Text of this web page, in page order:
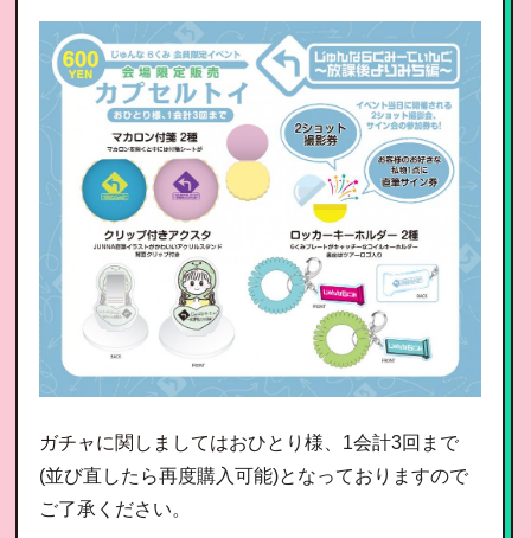
ガチャに関しましてはおひとり様、1会計3回まで
(並び直したら再度購入可能)となっておりますので
ご了承ください。